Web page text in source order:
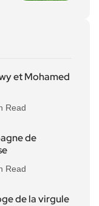
et Mohamed
Read
de
Read
de la virgule